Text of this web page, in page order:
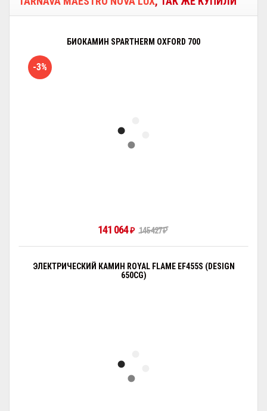
БИОКАМИН SPARTHERM OXFORD 700
-3%
141 064₽ 145 427₽
ЭЛЕКТРИЧЕСКИЙ КАМИН ROYAL FLAME EF455S (DESIGN
650CG)